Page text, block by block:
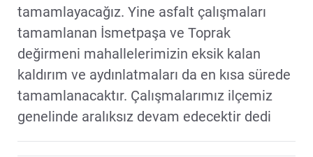
tamamlayacağız. Yine asfalt çalışmaları
tamamlanan İsmetpaşa ve Toprak
değirmeni mahallelerimizin eksik kalan
kaldırım ve aydınlatmaları da en kısa sürede
tamamlanacaktır. Çalışmalarımız ilçemiz
genelinde aralıksız devam edecektir dedi